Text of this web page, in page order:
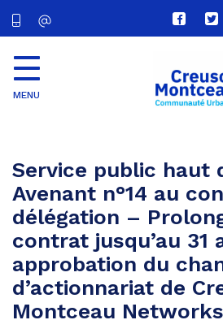
Lien
vers
compte
MENU
Service public haut
Avenant n°14 au
délégation –
contrat jusqu’au 31
approbation du
d’actionnariat de
Montceau Networks